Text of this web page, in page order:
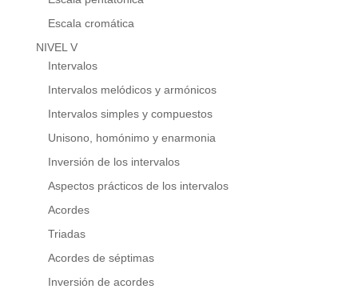
Escala cromática
NIVEL V
Intervalos
Intervalos melódicos y armónicos
Intervalos simples y compuestos
Unisono, homónimo y enarmonia
Inversión de los intervalos
Aspectos prácticos de los intervalos
Acordes
Triadas
Acordes de séptimas
Inversión de acordes